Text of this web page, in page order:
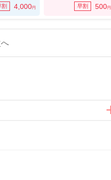
割 4,000円 早割 500円